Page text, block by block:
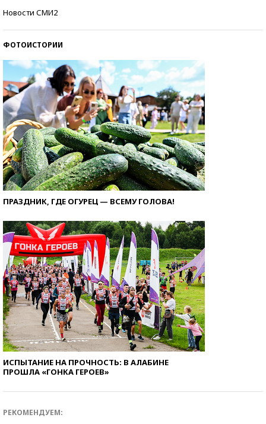
Новости СМИ2
ФОТОИСТОРИИ
ПРАЗДНИК, ГДЕ ОГУРЕЦ — ВСЕМУ ГОЛОВА!
ИСПЫТАНИЕ НА ПРОЧНОСТЬ: В АЛАБИНЕ
ПРОШЛА «ГОНКА ГЕРОЕВ»
РЕКОМЕНДУЕМ: